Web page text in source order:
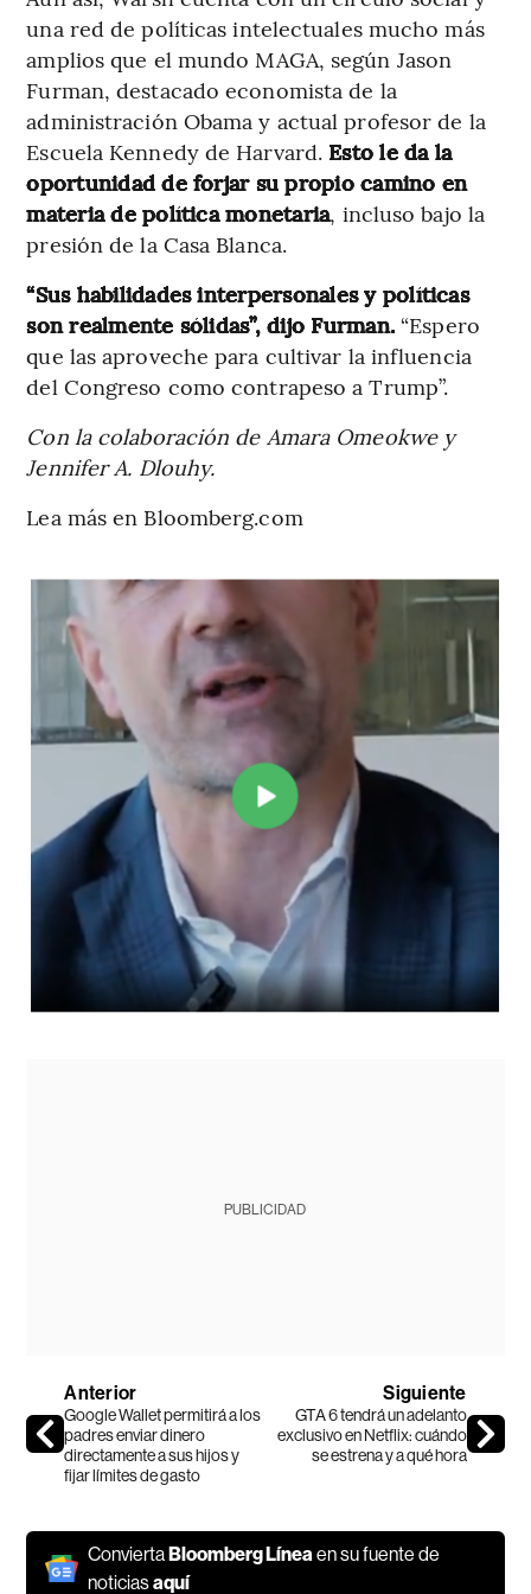
una red de políticas intelectuales mucho más
amplios que el mundo MAGA, según Jason
Furman, destacado economista de la
administración Obama y actual profesor de la
Escuela Kennedy de Harvard. Esto le da la
oportunidad de forjar su propio camino en
materia de política monetaria, incluso bajo la
presión de la Casa Blanca.
“Sus habilidades interpersonales y políticas
son realmente sólidas”, dijo Furman. “Espero
que las aproveche para cultivar la influencia
del Congreso como contrapeso a Trump”.
Con la colaboración de Amara Omeokwe y
Jennifer A. Dlouhy.
Lea más en Bloomberg.com
PUBLICIDAD
Anterior
Google Wallet permitirá a los
padres enviar dinero
directamente a sus hijos y
fijar límites de gasto
Siguiente
GTA 6 tendrá un adelanto
exclusivo en Netflix: cuándo
se estrena y a qué hora
ConviertaBloomberg Línea en su fuente de
noticiasaquí